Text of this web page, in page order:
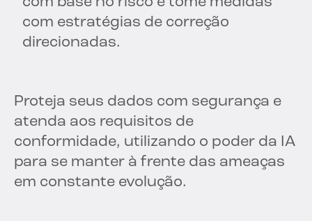
com estratégias de correção
direcionadas.
Proteja seus dados com segurança e
atenda aos requisitos de
conformidade, utilizando o poder da IA
para se manter à frente das ameaças
em constante evolução.